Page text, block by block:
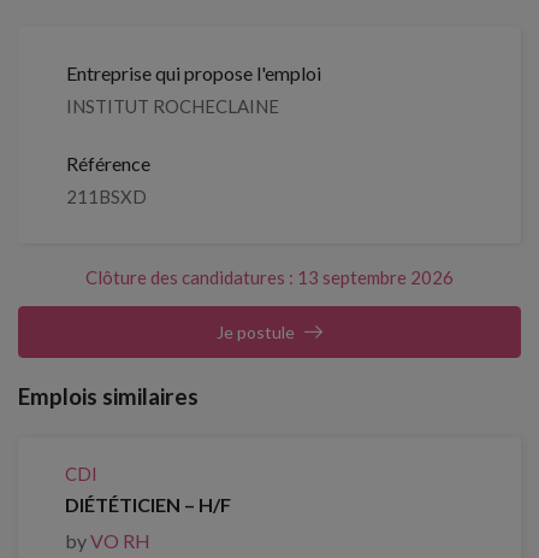
Entreprise qui propose l'emploi
INSTITUT ROCHECLAINE
Référence
211BSXD
Clôture des candidatures : 13 septembre 2026
Je postule
Emplois similaires
CDI
DIÉTÉTICIEN – H/F
byVO RH